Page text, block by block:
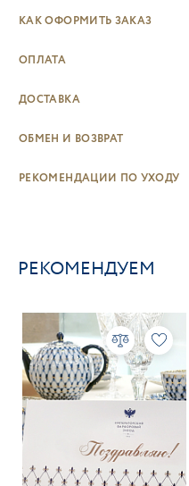
КАК ОФОРМИТЬ ЗАКАЗ
ОПЛАТА
ДОСТАВКА
ОБМЕН И ВОЗВРАТ
РЕКОМЕНДАЦИИ ПО УХОДУ
РЕКОМЕНДУЕМ